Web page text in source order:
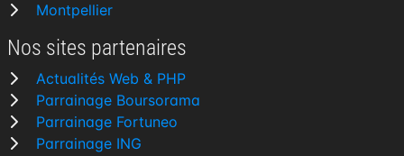
Montpellier
Nos sites partenaires
Actualités Web & PHP
Parrainage Boursorama
Parrainage Fortuneo
Parrainage ING